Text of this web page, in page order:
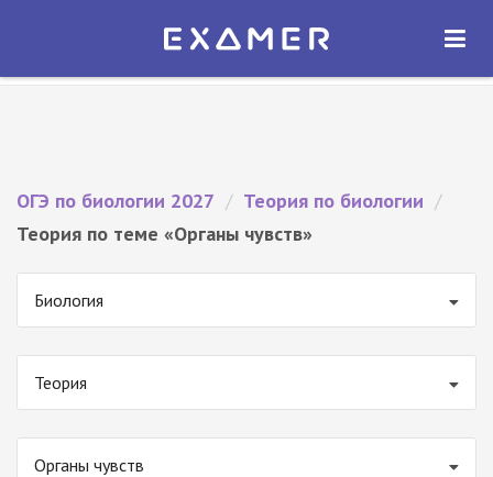
Экзамер — ЕГЭ 2027
ОТКРЫТЬ
ОГЭ по биологии 2027 / Теория по биологии /
Теория по теме «Органы чувств»
Биология
Теория
Органы чувств